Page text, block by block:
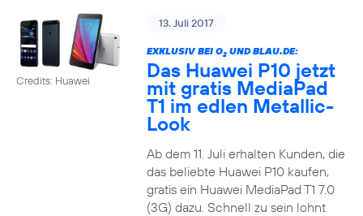
Credits: Huawei
13. Juli 2017
EXKLUSIV BEI O2UND BLAU.DE:
Das Huawei P10 jetzt
mit gratis MediaPad
T1 im edlen Metallic-
Look
Ab dem 11. Juli erhalten Kunden, die
das beliebte Huawei P10 kaufen,
gratis ein Huawei MediaPad T1 7.0
(3G) dazu. Schnell zu sein lohnt